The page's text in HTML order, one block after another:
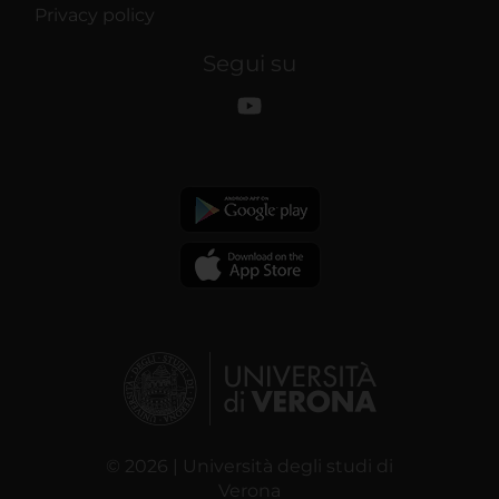
Privacy policy
Segui su
© 2026 | Università degli studi di
Verona